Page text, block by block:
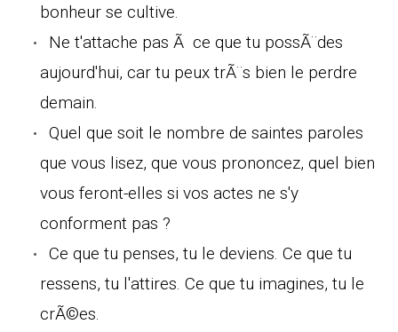
bonheur se cultive.
Ne t'attache pas Ã ce que tu possÃ¨des
aujourd'hui, car tu peux trÃ¨s bien le perdre
demain.
Quel que soit le nombre de saintes paroles
que vous lisez, que vous prononcez, quel bien
vous feront-elles si vos actes ne s'y
conforment pas ?
Ce que tu penses, tu le deviens. Ce que tu
ressens, tu l'attires. Ce que tu imagines, tu le
crÃ©es.